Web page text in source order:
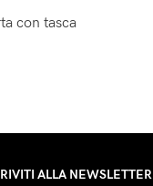
con tasca
ALLA NEWSLETTER